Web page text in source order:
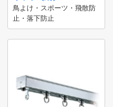
鳥よけ・スポーツ・飛散防
止・落下防止